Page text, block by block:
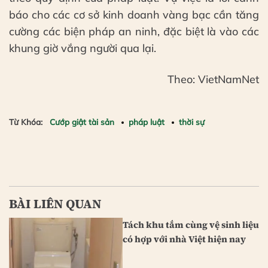
báo cho các cơ sở kinh doanh vàng bạc cần tăng
cường các biện pháp an ninh, đặc biệt là vào các
khung giờ vắng người qua lại.
Theo: VietNamNet
Từ Khóa: Cướp giật tài sản pháp luật thời sự
BÀI LIÊN QUAN
Tách khu tắm cùng vệ sinh liệu
có hợp với nhà Việt hiện nay